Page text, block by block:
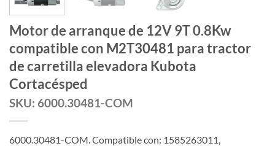
Motor de arranque de 12V 9T 0.8Kw
compatible con M2T30481 para tractor
de carretilla elevadora Kubota
Cortacésped
SKU: 6000.30481-COM
6000.30481-COM. Compatible con: 1585263011,